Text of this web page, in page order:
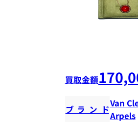
買取金額
ブランド
Van
Arpels